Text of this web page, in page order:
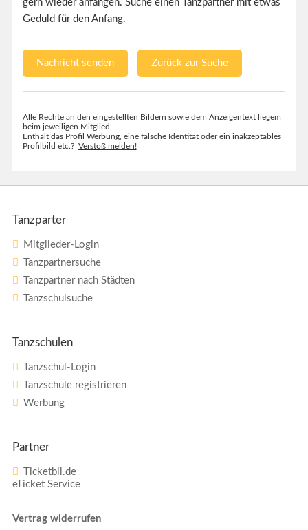
gern wieder anfangen. Suche einen Tanzpartner mit etwas
Geduld für den Anfang.
Nachricht senden Zurück zur Suche
Alle Rechte an den eingestellten Bildern sowie dem Anzeigentext liegem
beim jeweiligen Mitglied.
Enthält das Profil Werbung, eine falsche Identität oder ein inakzeptables
Profilbild etc.? Verstoß melden!
Tanzparter
Mitglieder-Login
Tanzpartnersuche
Tanzpartner nach Städten
Tanzschulsuche
Tanzschulen
Tanzschul-Login
Tanzschule registrieren
Werbung
Partner
Ticketbil.de
eTicket Service
Vertrag widerrufen